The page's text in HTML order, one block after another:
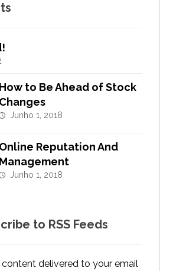
How to Be Ahead of Stock
Changes
Junho 1, 2018
Online Reputation And
Management
Junho 1, 2018
to RSS Feeds
delivered to your email